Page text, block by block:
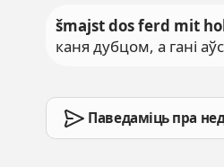
šmajst dos ferd mit
каня дубцом, а гані
Паведаміць пра